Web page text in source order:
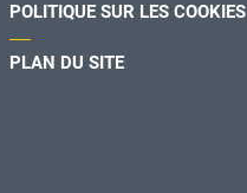
POLITIQUE SUR LES COOKIES
PLAN DU SITE